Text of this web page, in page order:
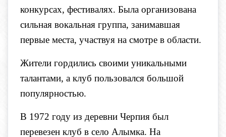
конкурсах, фестивалях. Была организована
сильная вокальная группа, занимавшая
первые места, участвуя на смотре в области.
Жители гордились своими уникальными
талантами, а клуб пользовался большой
популярностью.
В 1972 году из деревни Черпия был
перевезен клуб в село Алымка. На